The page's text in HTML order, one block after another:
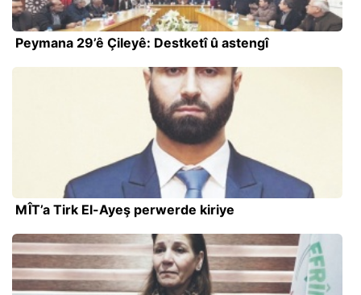
Peymana 29’ê Çileyê: Destketî û astengî
MÎT’a Tirk El-Ayeş perwerde kiriye